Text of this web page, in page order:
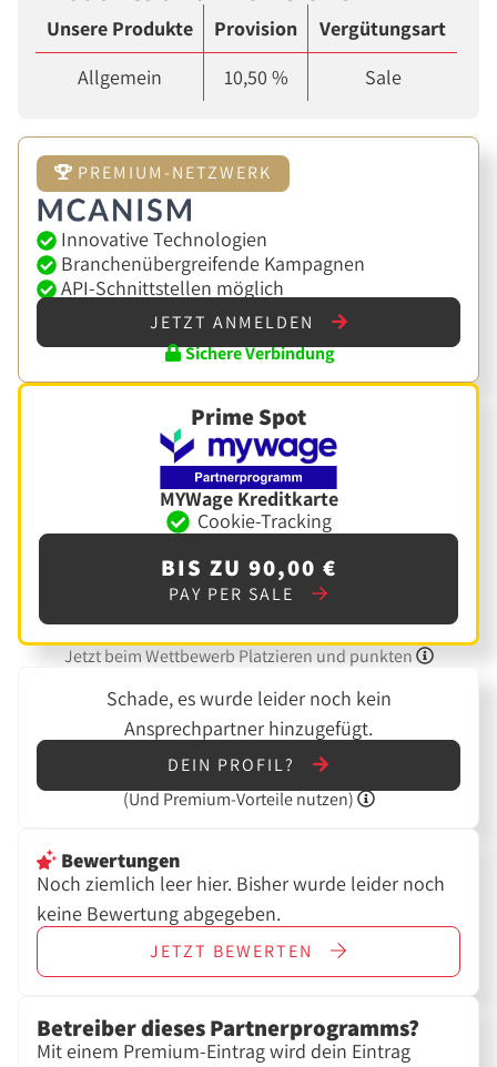
Unsere Produkte Provision
Vergütungsart
Allgemein
10,50 % Sale
PREMIUM-NETZWERK
Innovative Technologien
Branchenübergreifende Kampagnen
API-Schnittstellen möglich
JETZT ANMELDEN
Sichere Verbindung
Prime Spot
MYWage Kreditkarte
Cookie-Tracking
BIS ZU 90,00 €
PAY PER SALE
Jetzt beim Wettbewerb Platzieren und punkten
Schade, es wurde leider noch kein
Ansprechpartner hinzugefügt.
DEIN PROFIL?
(UndPremium-Vorteile nutzen)
Bewertungen
Noch ziemlich leer hier. Bisher wurde leider noch
keine Bewertung abgegeben.
JETZT BEWERTEN
Betreiber dieses Partnerprogramms?
Mit einem Premium-Eintrag wird dein Eintrag